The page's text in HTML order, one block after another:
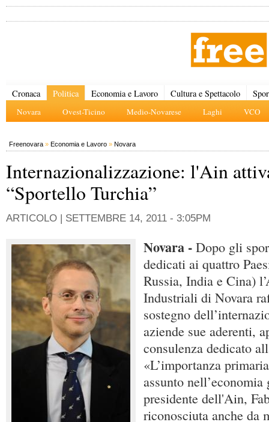
Cronaca Politica
Novara Ovest-Ticino Medio-Novarese Laghi VCO
Economia e Lavoro Cultura e Spettacolo
Freenovara » Economia e Lavoro » Novara
Internazionalizzazione: l'Ain
“Sportello Turchia”
ARTICOLO | SETTEMBRE 14, 2011 - 3:05PM
Novara - Dopo gli
dedicati ai quattro
Russia, India e Cina)
Industriali di Novara
sostegno
aziende sue aderenti,
consulenza dedicato
«L’importanza
assunto
presidente dell'Ain,
riconosciuta anche da